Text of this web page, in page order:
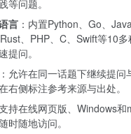
等问题。
言 ：内置Python、Go、
、PHP、C、Swift等10
提问。
：允许在同一话题下继续提问
右侧标注参考来源与出处。
支持在线网页版、Windows
时随地访问。